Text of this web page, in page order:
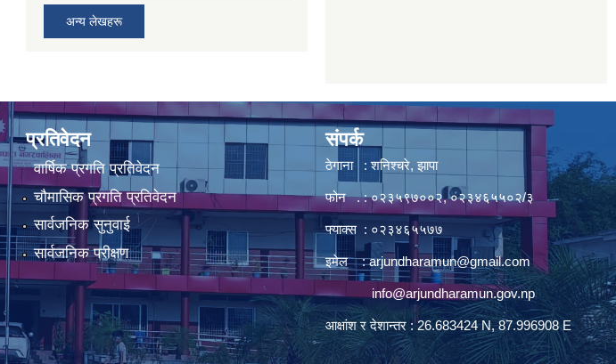
अन्य लेखहरू
प्रतिवेदन
वार्षिक प्रगति प्रतिवेदन
चौमासिक प्रगति प्रतिवेदन
सार्वजनिक सुनुवाई
सार्वजनिक परीक्षण
संपर्क
ठेगाना : शनिश्चरे, झापा
फोन . : ०२३५९७००२, ०२३४६५५०२/३
फ्याक्स : ०२३४६५५७७
इमेल :arjundharamun@gmail.com
info@arjundharamun.gov.np
आक्षांश र देशान्तर : 26.683424 N, 87.996908 E